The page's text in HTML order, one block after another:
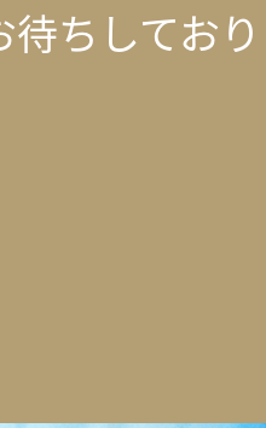
ちしてお